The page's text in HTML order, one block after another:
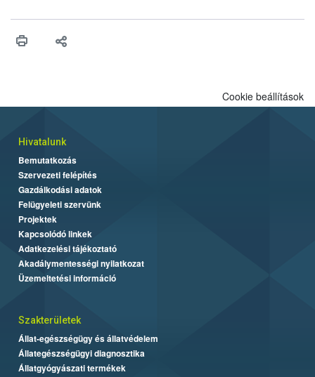
higiéniai szabályok betartása, a megfelelő hőkezelés, valamint a
biztonsági Hivatal (Nébih) Oktatási Programja összegyűjtötte a
Cookie beállítások
Hivatalunk
Bemutatkozás
Szervezeti felépítés
Gazdálkodási adatok
Felügyeleti szervünk
Projektek
Kapcsolódó linkek
Adatkezelési tájékoztató
Akadálymentességi nyilatkozat
Üzemeltetési információ
Szakterületek
Állat-egészségügy és állatvédelem
Állategészségügyi diagnosztika
Állatgyógyászati termékek